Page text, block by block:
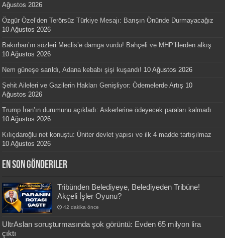
Ağustos 2026
Özgür Özel’den Terörsüz Türkiye Mesajı: Barışın Önünde Durmayacağız
10 Ağustos 2026
Bakırhan’ın sözleri Meclis’e damga vurdu! Bahçeli ve MHP’lilerden alkış
10 Ağustos 2026
Nem güneşe sarıldı, Adana kebabı şişi kuşandı! 10 Ağustos 2026
Şehit Aileleri ve Gazilerin Hakları Genişliyor: Ödemelerde Artış 10
Ağustos 2026
Trump İran’ın durumunu açıkladı: Askerlerine ödeyecek paraları kalmadı
10 Ağustos 2026
Kılıçdaroğlu net konuştu: Üniter devlet yapısı ve ilk 4 madde tartışılmaz
10 Ağustos 2026
En Son Gönderiler
Tribünden Belediyeye, Belediyeden Tribüne!
Akçeli İşler Oyunu?
42 dakika önce
UltrAslan soruşturmasında şok görüntü: Evden 65 milyon lira
çıktı